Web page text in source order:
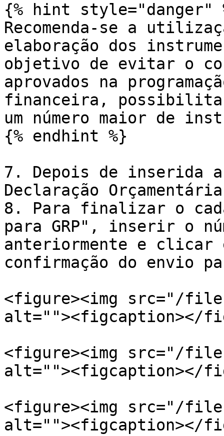
{% hint style="danger"
Recomenda-se a
elaboração dos
objetivo de evitar o
aprovados na
financeira,
um número maior de
{% endhint %}
7. Depois de inserida
Declaração
8. Para finalizar o
para GRP", inserir o
anteriormente e clicar
confirmação do envio
<figure><img src="/files/
alt=""><figcaption></
<figure><img src="/files/
alt=""><figcaption></
<figure><img src="/files/
alt=""><figcaption></